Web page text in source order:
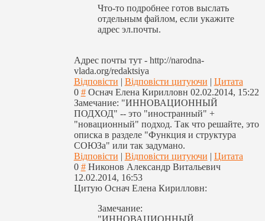
Что-то подробнее готов выслать
отдельным файлом, если укажите
адрес эл.почты.
Адрес почты тут - http://narodna-
vlada.org/redaktsiya
Відповісти | Відповісти цитуючи | Цитата
0 # Оснач Елена Кирилловн 02.02.2014, 15:22
Замечание: "ИННОВАЦИОННЫЙ
ПОДХОД" -- это "иностранный" +
"новационный" подход. Так что решайте, это
описка в разделе "Функция и структура
СОЮЗа" или так задумано.
Відповісти | Відповісти цитуючи | Цитата
0 # Никонов Александр Витальевич
12.02.2014, 16:53
Цитую Оснач Елена Кирилловн:
Замечание: